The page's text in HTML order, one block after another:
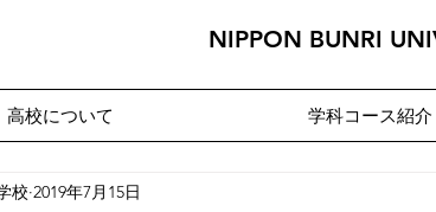
NIPPON BUNRI
高校について 学科コース紹介
校 2019年7月15日